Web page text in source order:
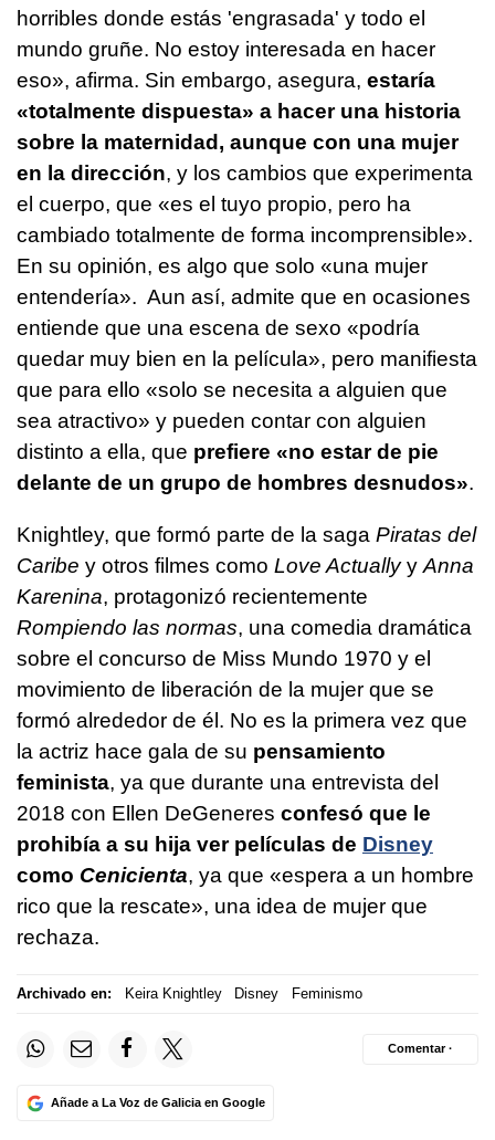
horribles donde estás 'engrasada' y todo el
mundo gruñe. No estoy interesada en hacer
eso», afirma. Sin embargo, asegura, estaría
«totalmente dispuesta» a hacer una historia
sobre la maternidad, aunque con una mujer
en la dirección, y los cambios que experimenta
el cuerpo, que «es el tuyo propio, pero ha
cambiado totalmente de forma incomprensible».
En su opinión, es algo que solo «una mujer
entendería». Aun así, admite que en ocasiones
entiende que una escena de sexo «podría
quedar muy bien en la película», pero manifiesta
que para ello «solo se necesita a alguien que
sea atractivo» y pueden contar con alguien
distinto a ella, que prefiere «no estar de pie
delante de un grupo de hombres desnudos».
Knightley, que formó parte de la saga Piratas del
Caribe y otros filmes como Love Actuallyy Anna
Karenina, protagonizó recientemente
Rompiendo las normas, una comedia dramática
sobre el concurso de Miss Mundo 1970 y el
movimiento de liberación de la mujer que se
formó alrededor de él. No es la primera vez que
la actriz hace gala de su pensamiento
feminista, ya que durante una entrevista del
2018 con Ellen DeGeneres confesó que le
prohibía a su hija ver películas de Disney
como Cenicienta, ya que «espera a un hombre
rico que la rescate», una idea de mujer que
rechaza.
Archivado en: Keira Knightley Disney Feminismo
Añade a La Voz de Galicia en Google
Comentar ·